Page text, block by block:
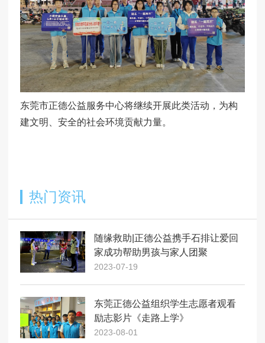
东莞市正德公益服务中心将继续开展此类活动，为构
建文明、安全的社会环境贡献力量。
热门资讯
随缘救助|正德公益携手石排让爱回
家成功帮助男孩与家人团聚
2023-07-19
东莞正德公益组织学生志愿者观看
励志影片《走路上学》
2023-08-01